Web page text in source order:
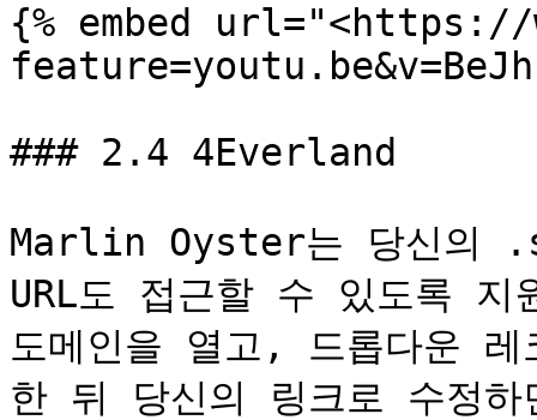
{% embed url="<https://
### 2.4 4Everland
Marlin Oyster는 당신의
URL도 접근할 수 있도록
도메인을 열고, 드롭다운
한 뒤 당신의 링크로 수정